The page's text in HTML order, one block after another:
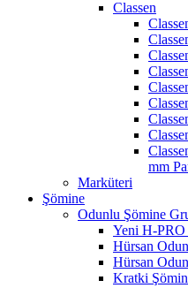
Classen
mm
Marküteri
Şömine
Odunlu Şömine
Yeni H-PRO
Hürsan
Hürsan
Kratki